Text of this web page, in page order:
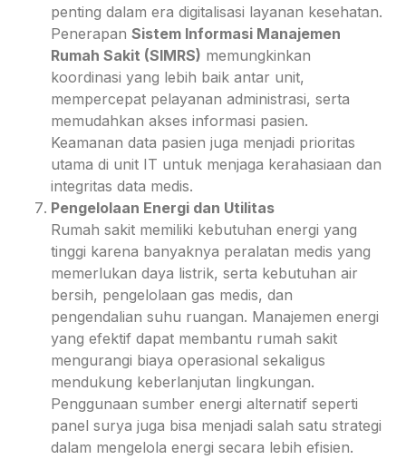
penting dalam era digitalisasi layanan kesehatan.
Penerapan Sistem Informasi Manajemen
Rumah Sakit (SIMRS) memungkinkan
koordinasi yang lebih baik antar unit,
mempercepat pelayanan administrasi, serta
memudahkan akses informasi pasien.
Keamanan data pasien juga menjadi prioritas
utama di unit IT untuk menjaga kerahasiaan dan
integritas data medis.
Pengelolaan Energi dan Utilitas
Rumah sakit memiliki kebutuhan energi yang
tinggi karena banyaknya peralatan medis yang
memerlukan daya listrik, serta kebutuhan air
bersih, pengelolaan gas medis, dan
pengendalian suhu ruangan. Manajemen energi
yang efektif dapat membantu rumah sakit
mengurangi biaya operasional sekaligus
mendukung keberlanjutan lingkungan.
Penggunaan sumber energi alternatif seperti
panel surya juga bisa menjadi salah satu strategi
dalam mengelola energi secara lebih efisien.